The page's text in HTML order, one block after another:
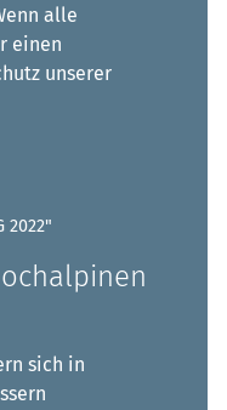
alle
einen
unserer
2022"
sich in